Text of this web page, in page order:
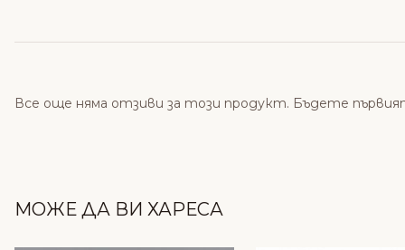
Все още няма отзиви за този продукт. Бъдете
МОЖЕ ДА ВИ ХАРЕСА